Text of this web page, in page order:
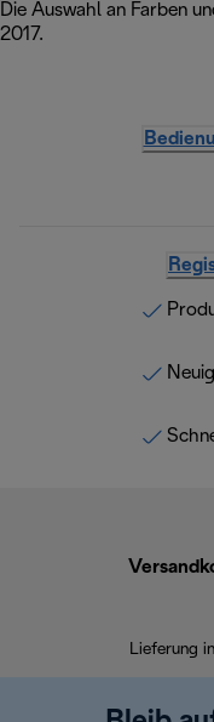
Die Auswahl an Farben
2017.
Lieferung